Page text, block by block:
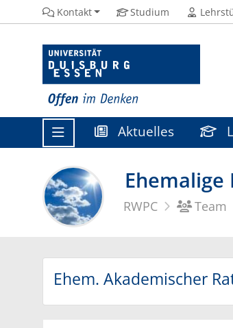
Kontakt Studium
Aktuelles
RWPC Team
Ehem. Akademischer